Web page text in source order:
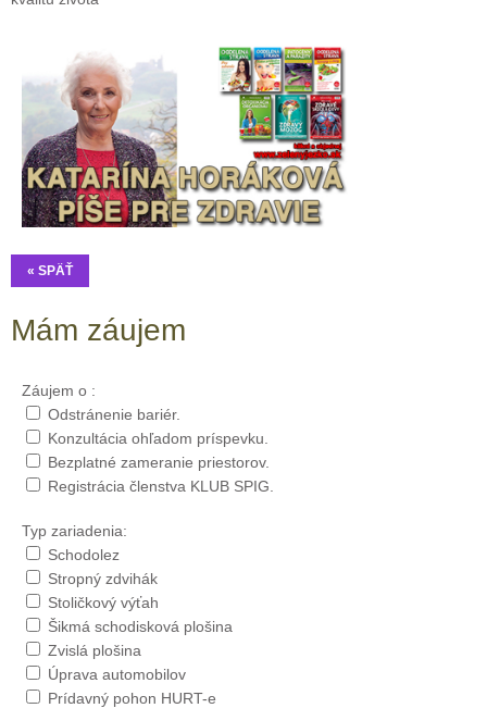
« SPÄŤ
Mám záujem
Záujem o :
Odstránenie bariér.
Konzultácia ohľadom príspevku.
Bezplatné zameranie priestorov.
Registrácia členstva KLUB SPIG.
Typ zariadenia:
Schodolez
Stropný zdvihák
Stoličkový výťah
Šikmá schodisková plošina
Zvislá plošina
Úprava automobilov
Prídavný pohon HURT-e